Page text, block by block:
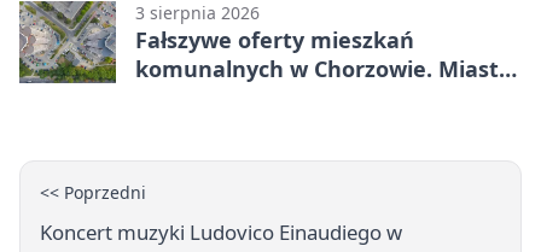
3 sierpnia 2026
Fałszywe oferty mieszkań
komunalnych w Chorzowie. Miasto
<< Poprzedni
Koncert muzyki Ludovico Einaudiego w